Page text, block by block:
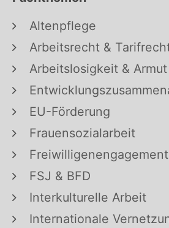
Altenpflege
Arbeitsrecht &
Arbeitslosigkeit & Armut
EU-Förderung
Frauensozialarbeit
Freiwilligenengagement
FSJ & BFD
Interkulturelle Arbeit
Internationale